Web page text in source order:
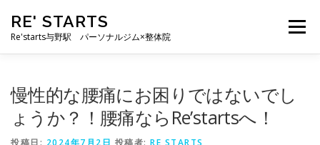
RE' STARTS
Re'starts与野駅 パーソナルジム×整体院
メニュー
慢性的な腰痛にお困りではないでし
ょうか？！腰痛ならRe’startsへ！
投稿日: 2024年7月2日 投稿者: RE STARTS